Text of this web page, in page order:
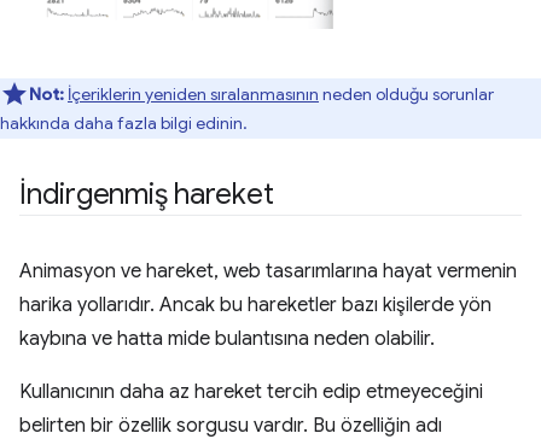
Not: İçeriklerin yeniden sıralanmasının neden olduğu sorunlar
hakkında daha fazla bilgi edinin.
İndirgenmiş hareket
Animasyon ve hareket, web tasarımlarına hayat vermenin
harika yollarıdır. Ancak bu hareketler bazı kişilerde yön
kaybına ve hatta mide bulantısına neden olabilir.
Kullanıcının daha az hareket tercih edip etmeyeceğini
belirten bir özellik sorgusu vardır. Bu özelliğin adı